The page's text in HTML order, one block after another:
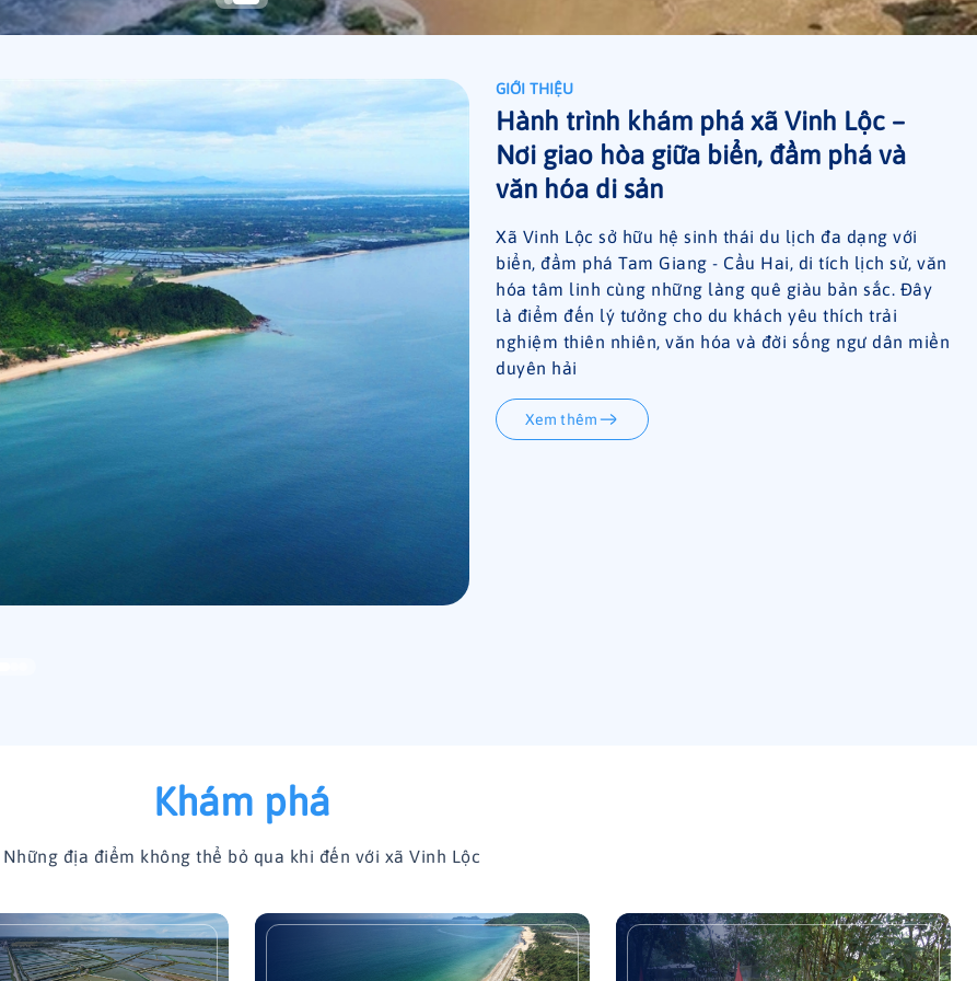
GIỚI THIỆU
Hành trình khám phá xã Vinh Lộc –
Nơi giao hòa giữa biển, đầm phá và
văn hóa di sản
Xã Vinh Lộc sở hữu hệ sinh thái du lịch đa dạng với
biển, đầm phá Tam Giang - Cầu Hai, di tích lịch sử, văn
hóa tâm linh cùng những làng quê giàu bản sắc. Đây
là điểm đến lý tưởng cho du khách yêu thích trải
nghiệm thiên nhiên, văn hóa và đời sống ngư dân miền
duyên hải
Xem thêm
Khám phá
Những địa điểm không thể bỏ qua khi đến với xã Vinh Lộc
Kè biển Mỹ Á (Vinh Hải)
Di tích địa điểm trụ sở cơ
Nhà thờ họ Lương